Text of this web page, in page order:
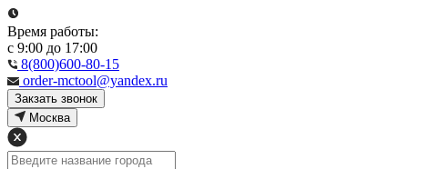
Время работы:
с 9:00 до 17:00
8(800)600-80-15
order-mctool@yandex.ru
Закзать звонок
Москва